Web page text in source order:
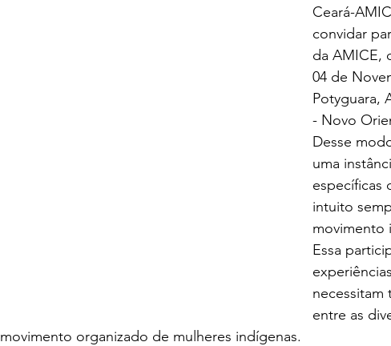
Ceará-
convidar
da AMICE,
04 de
Potyguara,
- Novo
Desse
uma
específicas
intuito
movimento
Essa
necessitam
entre as
movimento organizado de mulheres indígenas.